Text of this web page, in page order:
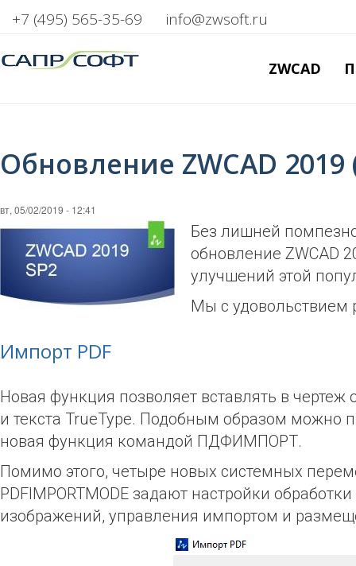
+7 (495) 565-35-69 info@zwsoft.ru
ZWCAD
Обновление ZWCAD
вт, 05/02/2019 - 12:41
Без лишней
обновление ZWCAD
улучшений этой
Мы с удовольствием
Импорт PDF
Новая функция позволяет вставлять в
и текста TrueType. Подобным образом можно
новая функция командой ПДФИМПОРТ.
Помимо этого, четыре новых системных
PDFIMPORTMODE задают настройки
изображений, управления импортом и